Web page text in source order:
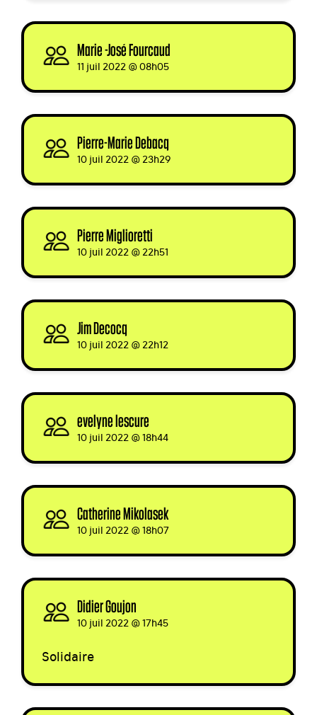
Marie -José Fourcaud
11 juil 2022 @ 08h05
Pierre-Marie Debacq
10 juil 2022 @ 23h29
Pierre Miglioretti
10 juil 2022 @ 22h51
Jim Decocq
10 juil 2022 @ 22h12
evelyne lescure
10 juil 2022 @ 18h44
Catherine Mikolaseksigned
10 juil 2022 @ 18h07
Didier Goujon
10 juil 2022 @ 17h45
Solidaire